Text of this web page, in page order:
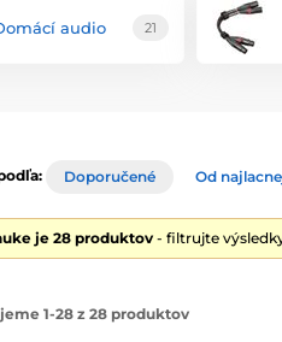
audio 21
Doporučené Od
je 28 produktov - filtrujte
1-28 z 28 produktov